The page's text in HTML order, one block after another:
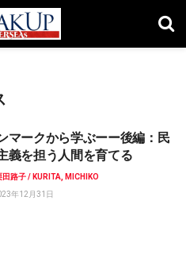
マークから学ぶーー後編：民
義を担う人間を育てる
田路子 / KURITA, MICHIKO
年12月31日